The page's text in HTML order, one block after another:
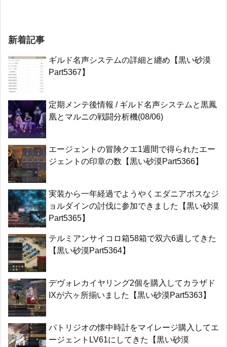
新着記事
ギルド名声システムの詳細と纏め【黒い砂漠
Part5367】
定期メンテ後情報 / ギルド名声システムと黒鳳
凰とマルニの戦闘分析機(08/06)
エージェントの冒険クエ1週間で得られたエー
ジェントの印章の数【黒い砂漠Part5366】
実装から一年経過でようやくエダニアボスなジ
ョルダインの討伐に参加できました【黒い砂漠
Part5365】
テルミアンサイコロ箱58箱で双六6週してきた
【黒い砂漠Part5364】
デヴォレカイヤリング2個を購入してカラザド
IXが六ヶ所揃いました【黒い砂漠Part5363】
パトリジオの懐中時計をマイレージ購入してエ
ージェントLV61にしてきた【黒い砂漠